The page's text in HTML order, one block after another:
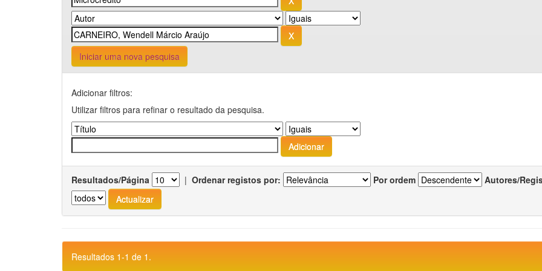
Iniciar uma nova pesquisa
Adicionar filtros:
Utilizar filtros para refinar o resultado da pesquisa.
Resultados/Página | Ordenar registos por: Por ordem Autores/
Resultados 1-1 de 1.